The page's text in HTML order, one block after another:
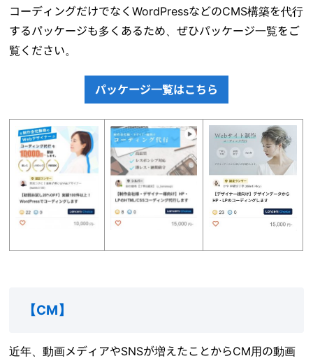
コーディングだけでなくWordPressなどのCMS構築を代行
するパッケージも多くあるため、ぜひパッケージ一覧をご
覧ください。
パッケージ一覧はこちら
【CM】
近年、動画メディアやSNSが増えたことからCM用の動画